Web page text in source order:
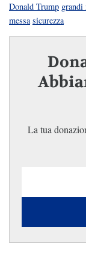
Donald Trump grandi
messa sicurezza
La tua